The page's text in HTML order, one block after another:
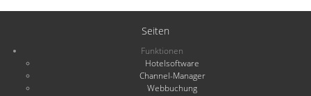
Seiten
Funktionen
Hotelsoftware
Channel-Manager
Webbuchung